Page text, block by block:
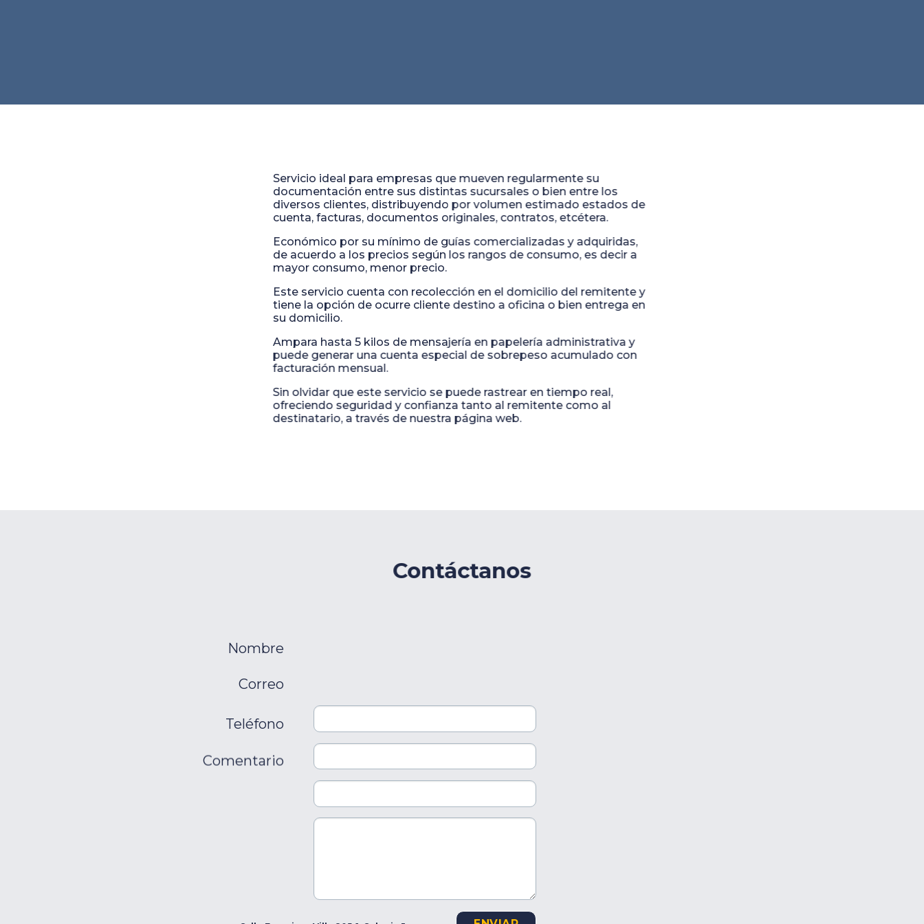
Servicio ideal para empresas que mueven regularmente su
documentación entre sus distintas sucursales o bien entre los
diversos clientes, distribuyendo por volumen estimado estados de
cuenta, facturas, documentos originales, contratos, etcétera.
Económico por su mínimo de guías comercializadas y adquiridas,
de acuerdo a los precios según los rangos de consumo, es decir a
mayor consumo, menor precio.
Este servicio cuenta con recolección en el domicilio del remitente y
tiene la opción de ocurre cliente destino a oficina o bien entrega en
su domicilio.
Ampara hasta 5 kilos de mensajería en papelería administrativa y
puede generar una cuenta especial de sobrepeso acumulado con
facturación mensual.
Sin olvidar que este servicio se puede rastrear en tiempo real,
ofreciendo seguridad y confianza tanto al remitente como al
destinatario, a través de nuestra página web.
Nombre
Correo
Teléfono
Comentario
Contáctanos